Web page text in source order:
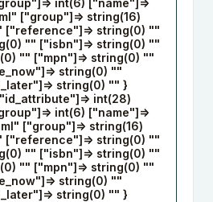
int(6) ["name"]=>
["group"]=> string(16)
["reference"]=> string(0) ""
"" ["isbn"]=> string(0) ""
"" ["mpn"]=> string(0) ""
string(0) ""
string(0) "" }
int(28)
int(6) ["name"]=>
["group"]=> string(16)
["reference"]=> string(0) ""
"" ["isbn"]=> string(0) ""
"" ["mpn"]=> string(0) ""
string(0) ""
string(0) "" }